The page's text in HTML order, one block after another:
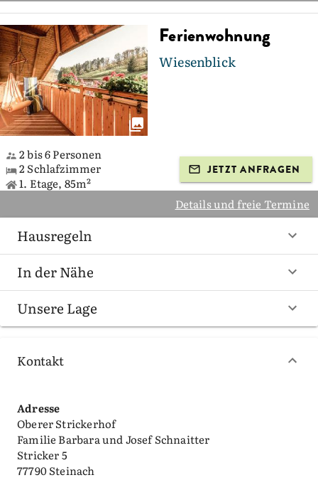
Ferienwohnung
Wiesenblick
2 bis 6 Personen
2 Schlafzimmer
1. Etage, 85m²
JETZT ANFRAGEN
Details und freie Termine
Hausregeln
In der Nähe
Unsere Lage
Kontakt
Adresse
Oberer Strickerhof
Familie Barbara und Josef Schnaitter
Stricker 5
77790 Steinach